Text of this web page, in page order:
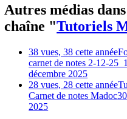
Autres médias
chaîne "Tutoriels
38 vues, 38 cette année
carnet de notes 2-12-
décembre 2025
28 vues, 28 cette année
Carnet de notes Madoc
2025